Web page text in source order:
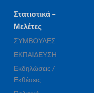
Στατιστικά –
Μελέτες
ΣΥΜΒΟΥΛΕΣ
ΕΚΠΑΙΔΕΥΣΗ
Εκδηλώσεις /
Εκθέσεις